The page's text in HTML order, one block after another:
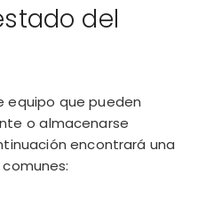
del
equipo que pueden
o almacenarse
encontrará una